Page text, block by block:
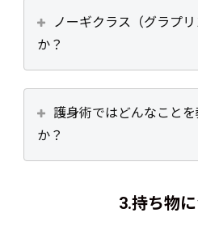
ノーギクラス（グラプ
か？
護身術ではどんなこと
か？
3.持ち物